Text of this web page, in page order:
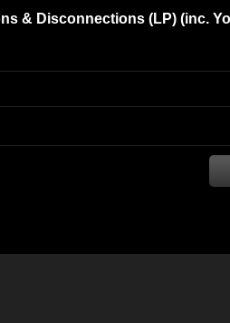
& Disconnections (LP) (inc.